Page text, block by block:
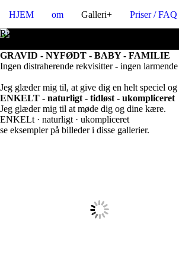
HJEM om Galleri+ Priser / FAQ
Rigtig hjertelig velkommen
GRAVID - NYFØDT - BABY - FAMILIE
Ingen distraherende rekvisitter - ingen
Jeg glæder mig til, at give dig en helt speciel
ENKELT - naturligt - tidløst - ukompliceret
Jeg glæder mig til at møde dig og dine kære.
ENKELt · naturligt · ukompliceret
se eksempler på billeder i disse gallerier.